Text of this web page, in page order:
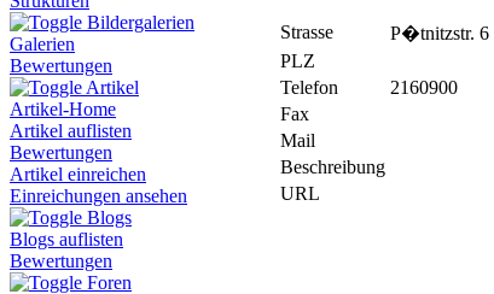
Bildergalerien
Galerien
Bewertungen
Artikel
Artikel-Home
Artikel auflisten
Bewertungen
Artikel einreichen
Einreichungen ansehen
Blogs
Blogs auflisten
Bewertungen
Foren
Strasse
P�tnitzstr. 6
PLZ
Telefon
2160900
Fax
Mail
Beschreibung
URL